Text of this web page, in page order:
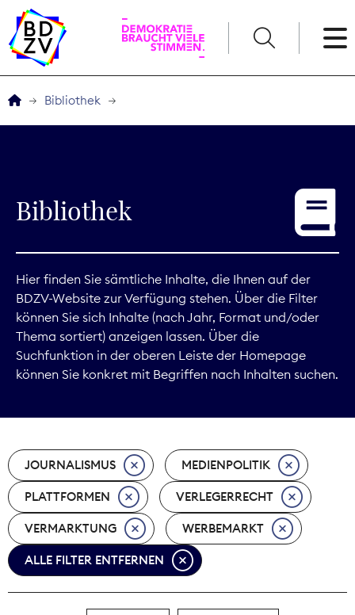
Service
Digitales
Kommunikation
Marktdaten
Nachhaltigkeit
Nachwuchs
Nova Award
Bibliothek
Bibliothek
Hier finden Sie sämtliche Inhalte, die Ihnen auf der
BDZV-Website zur Verfügung stehen. Über die Filter
können Sie sich Inhalte (nach Jahr, Format und/oder
Thema sortiert) anzeigen lassen. Über die
Suchfunktion in der oberen Leiste der Homepage
können Sie konkret mit Begriffen nach Inhalten suchen.
JOURNALISMUS MEDIENPOLITIK
PLATTFORMEN VERLEGERRECHT
VERMARKTUNG WERBEMARKT
ALLE FILTER ENTFERNEN